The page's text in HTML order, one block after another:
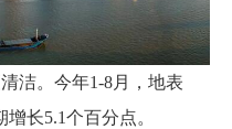
洁。今年1-8月，地表
长5.1个百分点。